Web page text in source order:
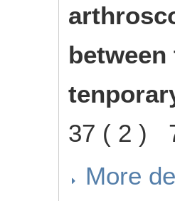
37 ( 2 )
More